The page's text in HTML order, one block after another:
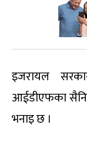
इजरायल
आईडीएफका
भनाइ छ ।